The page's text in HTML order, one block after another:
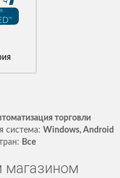
торговли
система: Windows, Android
Все
магазином